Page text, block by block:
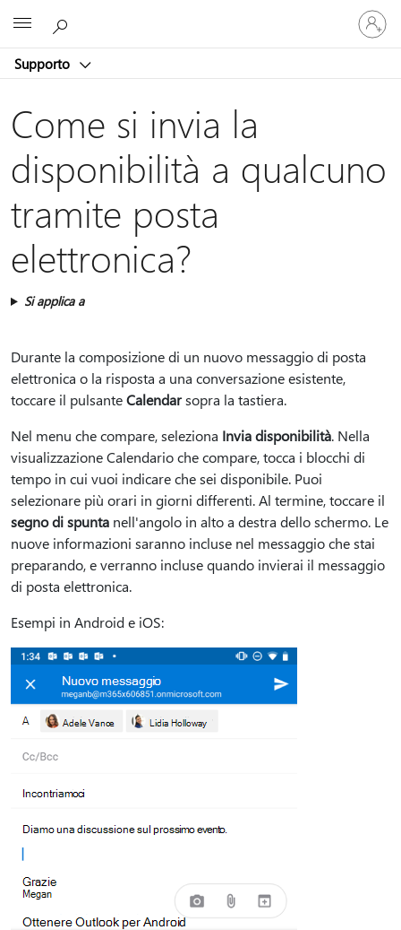
Supporto
Accedi
con
il
account
Come si invia la
disponibilità a qualcuno
tramite posta
elettronica?
Si applica a
Durante la composizione di un nuovo messaggio di posta
elettronica o la risposta a una conversazione esistente,
toccare il pulsanteCalendarsopra la tastiera.
Nel menu che compare, seleziona Invia disponibilità. Nella
visualizzazione Calendario che compare, tocca i blocchi di
tempo in cui vuoi indicare che sei disponibile. Puoi
selezionare più orari in giorni differenti. Al termine, toccare il
segno di spunta nell'angolo in alto a destra dello schermo. Le
nuove informazioni saranno incluse nel messaggio che stai
preparando, e verranno incluse quando invierai il messaggio
di posta elettronica.
Esempi in Android e iOS: